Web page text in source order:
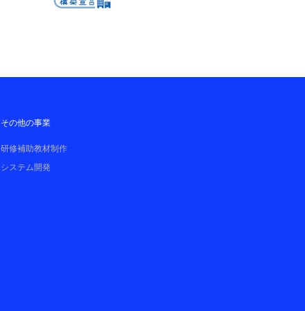
その他の事業
研修補助教材制作
システム開発